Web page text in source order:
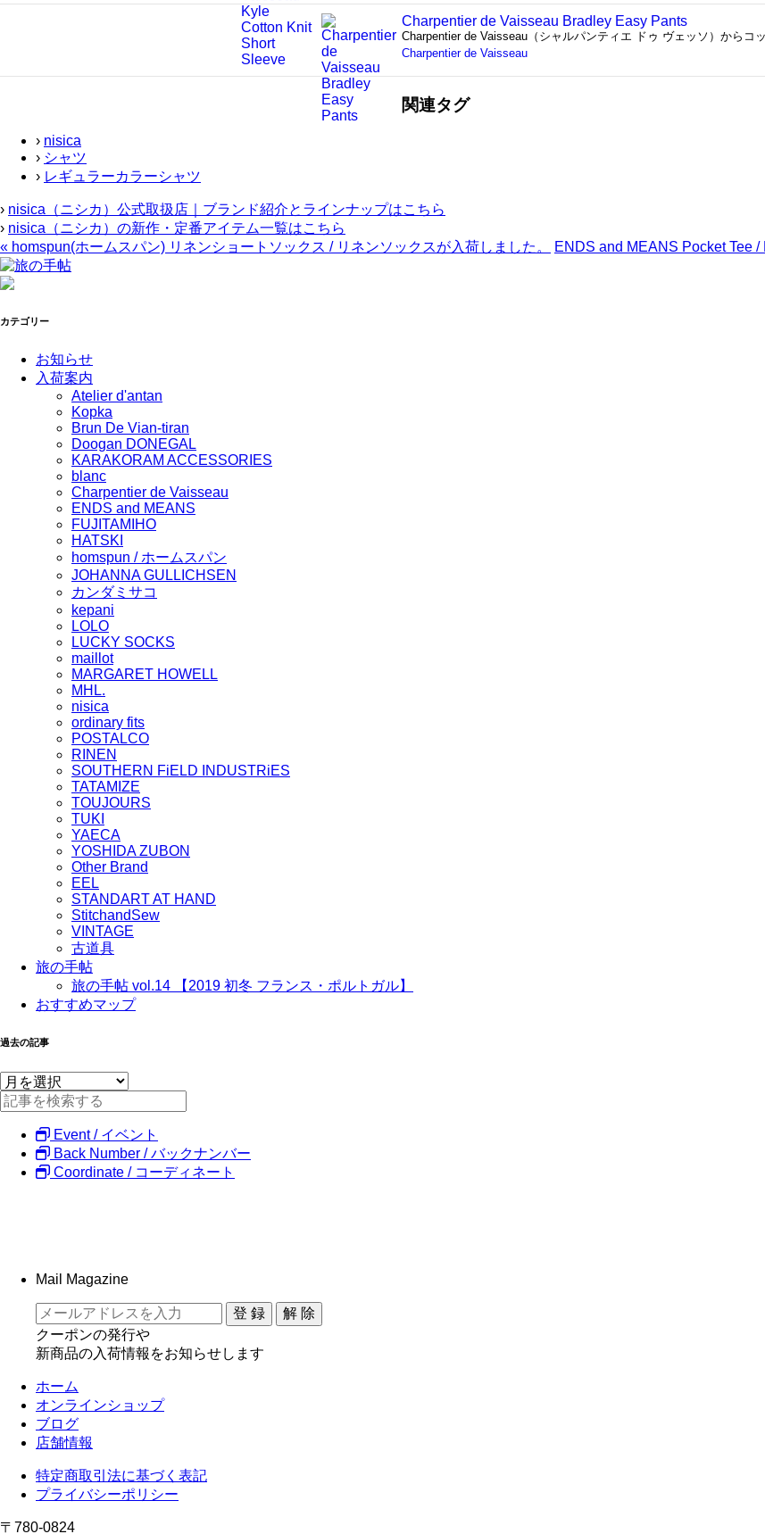
Charpentier de Vaisseau Bradley Easy Pants
Charpentier de Vaisseau（シャルパンティエ ドゥ ヴェッソ）から
Charpentier de Vaisseau
関連タグ
› nisica
› シャツ
› レギュラーカラーシャツ
› nisica（ニシカ）公式取扱店｜ブランド紹介とラインナップはこちら
› nisica（ニシカ）の新作・定番アイテム一覧はこちら
« homspun(ホームスパン) リネンショートソックス / リネンソックスが入荷しました。 ENDS and MEANS Pocket Tee
カテゴリー
お知らせ
入荷案内
Atelier d'antan
Kopka
Brun De Vian-tiran
Doogan DONEGAL
KARAKORAM ACCESSORIES
blanc
Charpentier de Vaisseau
ENDS and MEANS
FUJITAMIHO
HATSKI
homspun / ホームスパン
JOHANNA GULLICHSEN
カンダミサコ
kepani
LOLO
LUCKY SOCKS
maillot
MARGARET HOWELL
MHL.
nisica
ordinary fits
POSTALCO
RINEN
SOUTHERN FiELD INDUSTRiES
TATAMIZE
TOUJOURS
TUKI
YAECA
YOSHIDA ZUBON
Other Brand
EEL
STANDART AT HAND
StitchandSew
VINTAGE
古道具
旅の手帖
旅の手帖 vol.14 【2019 初冬 フランス・ポルトガル】
おすすめマップ
過去の記事
Event / イベント
Back Number / バックナンバー
Coordinate / コーディネート
Mail Magazine
クーポンの発行や
新商品の入荷情報をお知らせします
ホーム
オンラインショップ
ブログ
店舗情報
特定商取引法に基づく表記
プライバシーポリシー
〒780-0824